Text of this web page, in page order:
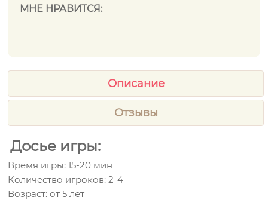
МНЕ НРАВИТСЯ:
Описание
Отзывы
Досье игры:
Время игры: 15-20 мин
Количество игроков: 2-4
Возраст: от 5 лет